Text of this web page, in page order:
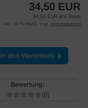
34,50 EUR
34,50 EUR pro Stück
inkl. 19 % MwSt. zzgl. Versandkosten
In den Warenkorb
Bewertung:
(0)